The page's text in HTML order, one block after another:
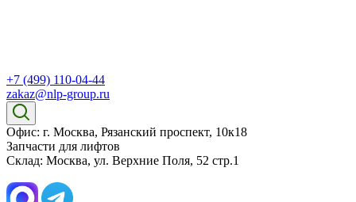
+7 (499) 110-04-44
zakaz@nlp-group.ru
Офис: г. Москва, Рязанский проспект, 10к18
Запчасти для лифтов
Склад: Москва, ул. Верхние Поля, 52 стр.1